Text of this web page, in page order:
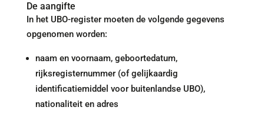
De aangifte
In het UBO-register moeten de volgende gegevens
opgenomen worden:
naam en voornaam, geboortedatum,
rijksregisternummer (of gelijkaardig
identificatiemiddel voor buitenlandse UBO),
nationaliteit en adres